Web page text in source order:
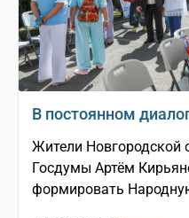
В постоянном
Жители Новгородской
Госдумы Артём
формировать